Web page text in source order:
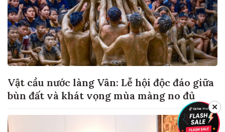
Vật cầu nước làng Vân: Lễ hội độc đáo giữa
bùn đất và khát vọng mùa màng no đủ
✕